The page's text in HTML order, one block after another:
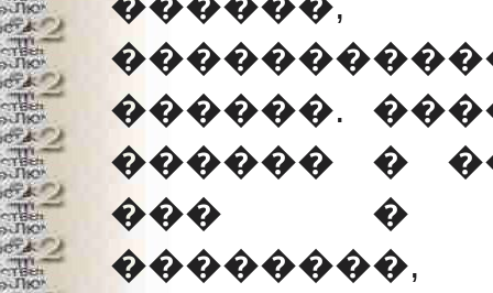
������.
������ �
��� �